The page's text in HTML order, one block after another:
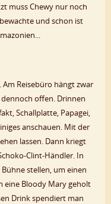
muss Chewy nur noch
und schon ist
Reisebüro hängt zwar
dennoch offen. Drinnen
Schallplatte, Papagei,
anschauen. Mit der
lassen. Dann kriegt
Clint-Händler. In
stellen, um einen
eine Bloody Mary geholt
Drink spendiert man